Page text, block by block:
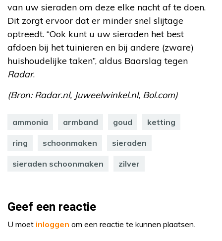
van uw sieraden om deze elke nacht af te doen.
Dit zorgt ervoor dat er minder snel slijtage
optreedt. “Ook kunt u uw sieraden het best
afdoen bij het tuinieren en bij andere (zware)
huishoudelijke taken”, aldus Baarslag tegen
Radar.
(Bron: Radar.nl, Juweelwinkel.nl, Bol.com)
ammonia armband goud ketting
ring schoonmaken sieraden
sieraden schoonmaken zilver
Geef een reactie
U moet inloggen om een reactie te kunnen plaatsen.